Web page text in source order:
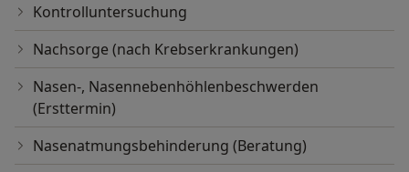
Kontrolluntersuchung
Nachsorge (nach Krebserkrankungen)
Nasen-, Nasennebenhöhlenbeschwerden
(Ersttermin)
Nasenatmungsbehinderung (Beratung)